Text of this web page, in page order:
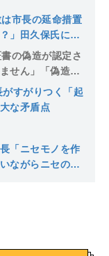
市長の延命措置
」田久保氏に市
た改革をなかっ
の偽造が認定さ
せん」「偽造の
断固辞めない田
すがりつく「起
な矛盾点
「ニセモノを作
ながらニセの卒